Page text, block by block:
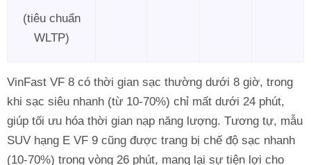
(tiêu chuẩn
WLTP)
VinFast VF 8 có thời gian sạc thường dưới 8 giờ, trong
khi sạc siêu nhanh (từ 10-70%) chỉ mất dưới 24 phút,
giúp tối ưu hóa thời gian nạp năng lượng. Tương tự, mẫu
SUV hạng E VF 9 cũng được trang bị chế độ sạc nhanh
(10-70%) trong vòng 26 phút, mang lại sự tiện lợi cho